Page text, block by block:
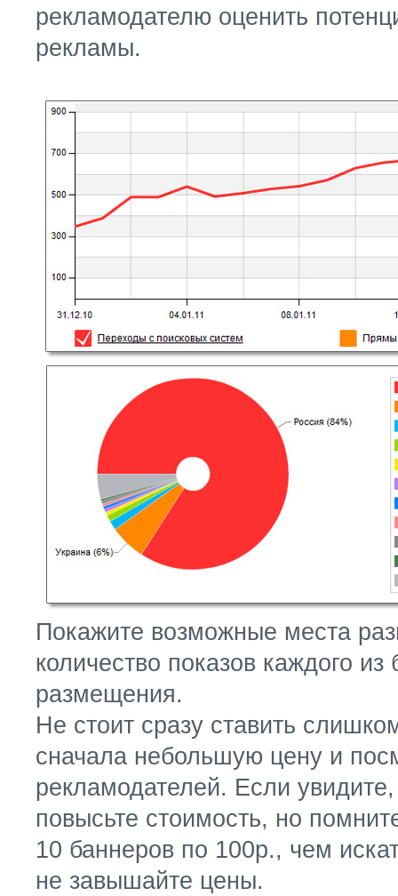
рекламодателю оценить
рекламы.
Покажите возможные места
количество показов каждого
размещения.
Не стоит сразу ставить
сначала небольшую цену и
рекламодателей. Если
повысьте стоимость, но
10 баннеров по 100р., чем
не завышайте цены.